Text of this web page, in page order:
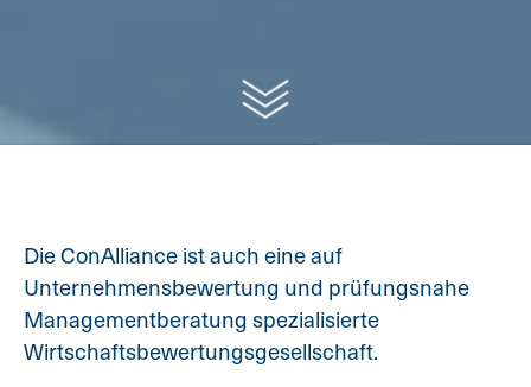
Die ConAlliance ist auch eine auf
Unternehmensbewertung und prüfungsnahe
Managementberatung spezialisierte
Wirtschaftsbewertungsgesellschaft.